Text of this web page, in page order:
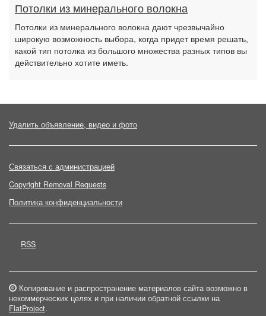
Потолки из минерального волокна
Потолки из минерального волокна дают чрезвычайно
широкую возможность выбора, когда придет время решать,
какой тип потолка из большого множества разных типов вы
действительно хотите иметь.
Удалить объявление, видео и фото
Связаться с администрацией
Copyright Removal Requests
Политика конфиденциальности
RSS
Копирование и распространение материалов сайта возможно в
некоммерческих целях и при наличии обратной ссылки на
FlatProject.